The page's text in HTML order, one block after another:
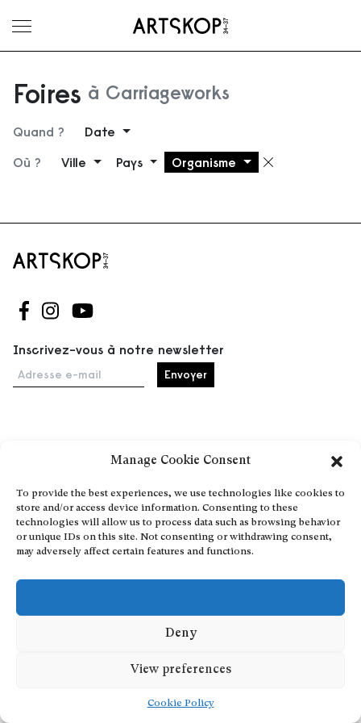
Manage Cookie Consent
To provide the best experiences, we use technologies like cookies to
store and/or access device information. Consenting to these
technologies will allow us to process data such as browsing behavior
or unique IDs on this site. Not consenting or withdrawing consent,
may adversely affect certain features and functions.
Deny
View preferences
Cookie Policy
Ouvrir le menu
Foires à Carriageworks
Quand ?
Date
Où ?
Ville Pays Organisme
Suivez-nous sur Facebook
Suivez-nous sur Instagram
Suivez-nous sur Youtube
Inscrivez-vous à notre newsletter
Adresse e-mail
À propos
Partenaires
Contact
Conditions générales
Confidentialité et cookies